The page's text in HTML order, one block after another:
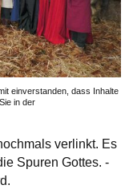
einverstanden, dass Inhalte
in der
verlinkt. Es
Spuren Gottes. -